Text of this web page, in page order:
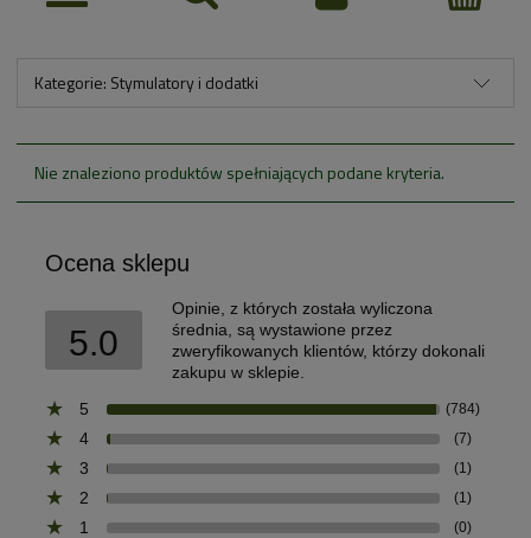
Kategorie: Stymulatory i dodatki
Nie znaleziono produktów spełniających podane kryteria.
Ocena sklepu
5.0
Opinie, z których została wyliczona
średnia, są wystawione przez
zweryfikowanych klientów, którzy dokonali
zakupu w sklepie.
5
(784)
4 (7)
3 (1)
2 (1)
1 (0)